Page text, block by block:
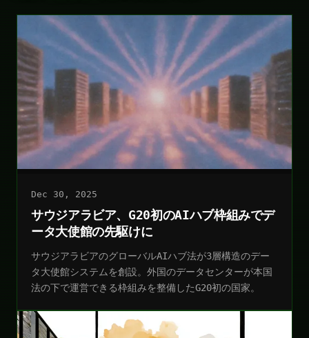
Dec 30, 2025
サウジアラビア、G20初のAIハブ枠組みでデ
ータ大使館の先駆けに
サウジアラビアのグローバルAIハブ法が3層構造のデー
タ大使館システムを創設。外国のデータセンターが本国
法の下で運営できる枠組みを整備したG20初の国家。